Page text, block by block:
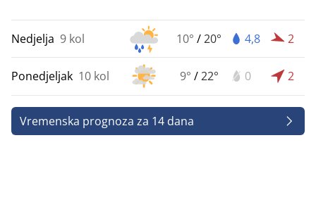
Nedjelja 9 kol 10° /20° 4,8 2
Ponedjeljak 10 kol 9° /22° 0 2
Vremenska prognoza za 14 dana